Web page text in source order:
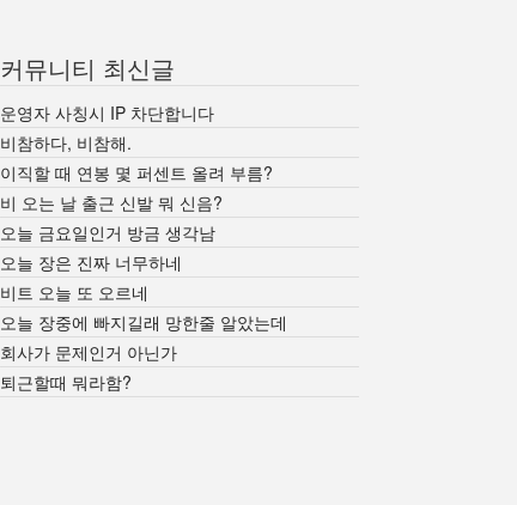
커뮤니티 최신글
운영자 사칭시 IP 차단합니다
비참하다, 비참해.
이직할 때 연봉 몇 퍼센트 올려 부름?
비 오는 날 출근 신발 뭐 신음?
오늘 금요일인거 방금 생각남
오늘 장은 진짜 너무하네
비트 오늘 또 오르네
오늘 장중에 빠지길래 망한줄 알았는데
회사가 문제인거 아닌가
퇴근할때 뭐라함?